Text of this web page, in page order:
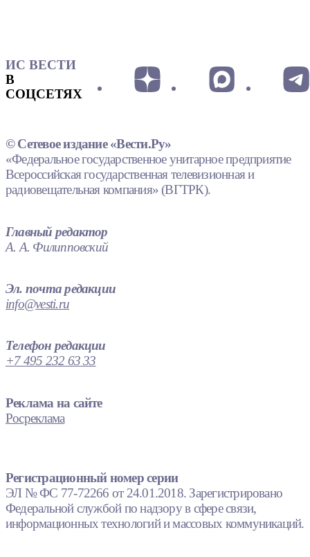
ИС ВЕСТИ
В
СОЦСЕТЯХ
© Сетевое издание «Вести.Ру»
«Федеральное государственное унитарное предприятие
Всероссийская государственная телевизионная и
радиовещательная компания» (ВГТРК).
Главный редактор
А. А. Филипповский
Эл. почта редакции
info@vesti.ru
Телефон редакции
+7 495 232 63 33
Реклама на сайте
Росреклама
Регистрационный номер серии
ЭЛ № ФС 77-72266 от 24.01.2018. Зарегистрировано
Федеральной службой по надзору в сфере связи,
информационных технологий и массовых коммуникаций.